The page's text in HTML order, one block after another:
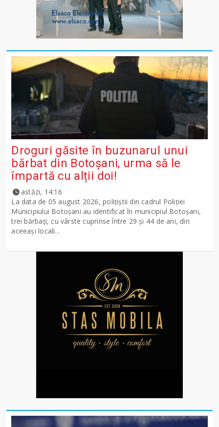
Droguri găsite în buzunarul unui
bărbat din Botoșani, urma să le
împartă cu alții doi!
astăzi, 14:16
La data de 05 august 2026, polițiștii din cadrul Poliției
Municipiului Botoșani au identificat în municipiul Botoșani,
trei bărbați, cu vârste cuprinse între 29 și 44 de ani, din
aceeași locali...